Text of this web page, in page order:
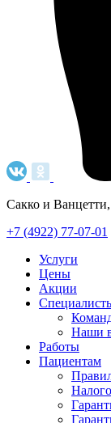
Сакко и
+7 (4922) 77-07-01
Услуги
Цены
Акции
Наши
Работы
Пациентам